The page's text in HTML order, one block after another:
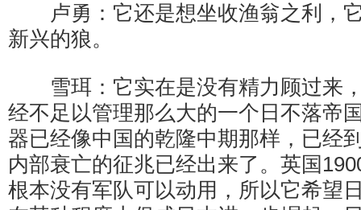
卢勇：它还是想坐收渔翁之利，
新兴的狼。
雪珥：它实在是没有精力顾过来
经不足以管理那么大的一个日不落帝
器已经像中国的乾隆中期那样，已经
内部衰亡的征兆已经出来了。英国
根本没有军队可以动用，所以它希望